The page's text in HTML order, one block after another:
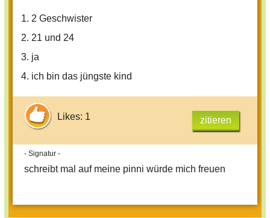
1. 2 Geschwister
2. 21 und 24
3. ja
4. ich bin das jüngste kind
Likes: 1 zitieren
- Signatur -
schreibt mal auf meine pinni würde mich freuen